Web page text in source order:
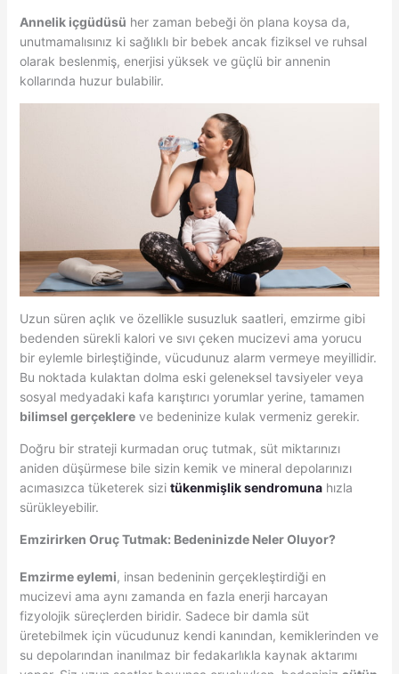
Annelik içgüdüsü her zaman bebeği ön plana koysa da,
unutmamalısınız ki sağlıklı bir bebek ancak fiziksel ve ruhsal
olarak beslenmiş, enerjisi yüksek ve güçlü bir annenin
kollarında huzur bulabilir.
Uzun süren açlık ve özellikle susuzluk saatleri, emzirme gibi
bedenden sürekli kalori ve sıvı çeken mucizevi ama yorucu
bir eylemle birleştiğinde, vücudunuz alarm vermeye meyillidir.
Bu noktada kulaktan dolma eski geleneksel tavsiyeler veya
sosyal medyadaki kafa karıştırıcı yorumlar yerine, tamamen
bilimsel gerçeklereve bedeninize kulak vermeniz gerekir.
Doğru bir strateji kurmadan oruç tutmak, süt miktarınızı
aniden düşürmese bile sizin kemik ve mineral depolarınızı
acımasızca tüketerek sizi tükenmişlik sendromunahızla
sürükleyebilir.
Emzirirken Oruç Tutmak: Bedeninizde Neler Oluyor?
Emzirme eylemi, insan bedeninin gerçekleştirdiği en
mucizevi ama aynı zamanda en fazla enerji harcayan
fizyolojik süreçlerden biridir. Sadece bir damla süt
üretebilmek için vücudunuz kendi kanından, kemiklerinden ve
su depolarından inanılmaz bir fedakarlıkla kaynak aktarımı